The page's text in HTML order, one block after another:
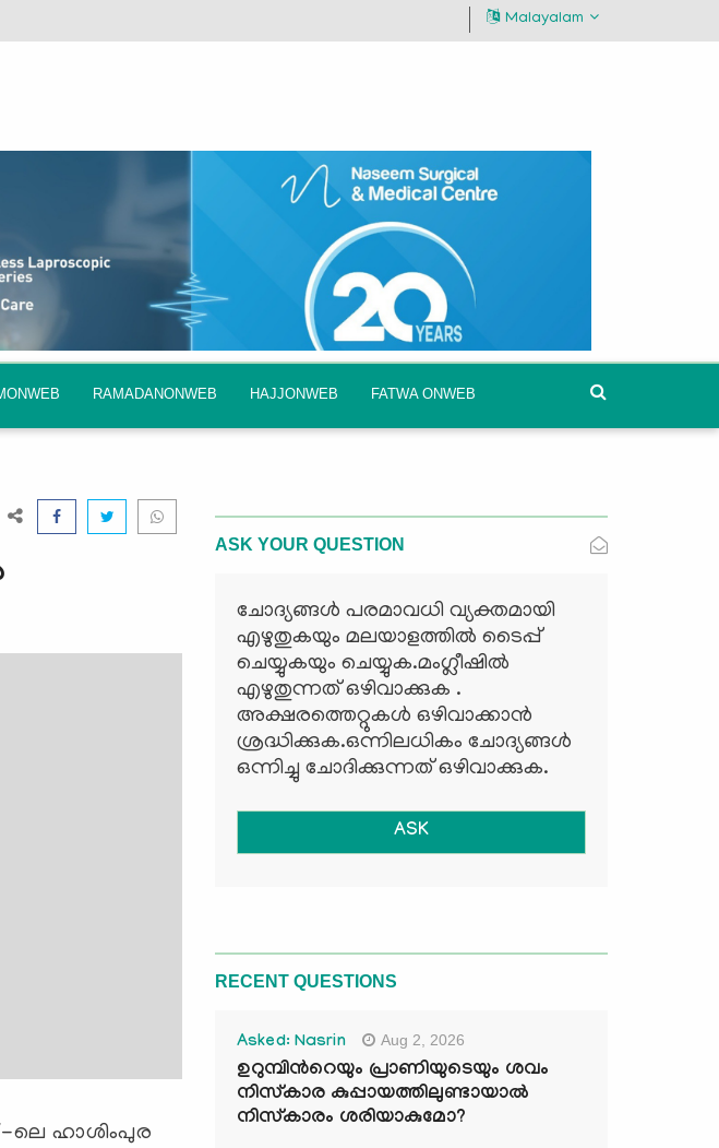
Malayalam
RAMADANONWEB HAJJONWEB FATWA ONWEB
ലെ ഹാശിംപുര
ASK YOUR QUESTION
ചോദ്യങ്ങള്‍ പരമാവധി വ്യക്തമായി
എഴുതുകയും മലയാളത്തില്‍ ടൈപ്പ്
ചെയ്യുകയും ചെയ്യുക.മംഗ്ലീഷില്‍
എഴുതുന്നത് ഒഴിവാക്കുക .
അക്ഷരത്തെറ്റുകള്‍ ഒഴിവാക്കാന്‍
ശ്രദ്ധിക്കുക.ഒന്നിലധികം ചോദ്യങ്ങള്‍
ഒന്നിച്ചു ചോദിക്കുന്നത് ഒഴിവാക്കുക.
ASK
RECENT QUESTIONS
Asked: Nasrin Aug 2, 2026
ഉറുമ്പിന്‍റെയും പ്രാണിയുടെയും ശവം
നിസ്കാര കുപ്പായത്തിലുണ്ടായാൽ
നിസ്കാരം ശരിയാകുമോ?